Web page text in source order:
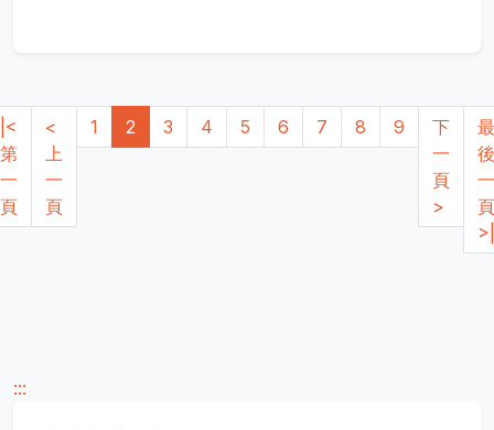
|<
第
一
頁
<
上
一
頁
1 2 3 4 5 6 7 8 9
下
一
頁
>
最
後
一
頁
>|
:::